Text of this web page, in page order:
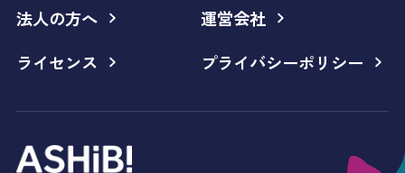
法人の方へ
運営会社
ライセンス
プライバシーポリシー